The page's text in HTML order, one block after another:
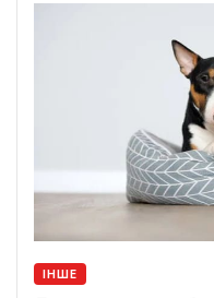
ІНШЕ